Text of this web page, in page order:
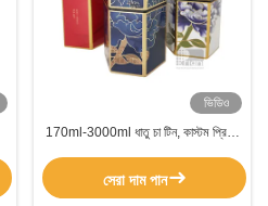
ভিডিও
170ml-3000ml ধাতু চা টিন, কাস্টম প্রিন্টিং
সেরা দাম পান